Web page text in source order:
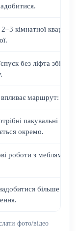
кімнатної
без ліфта
маршрут: по
пакувальні
окремо.
роботи з меблями
більше
фото/відео